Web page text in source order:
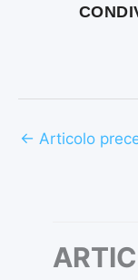
← Articolo